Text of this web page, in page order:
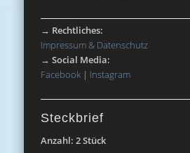
→ Rechtliches:
Impressum & Datenschutz
→Social Media:
Facebook | Instagram
Steckbrief
Anzahl: 2 Stück